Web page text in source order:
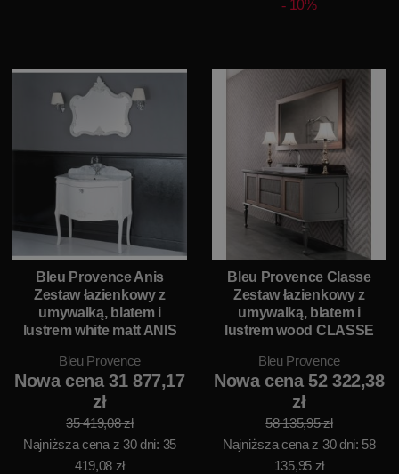
10%
Bleu Provence Anis
Zestaw łazienkowy z
umywalką, blatem i
lustrem white matt ANIS
Bleu Provence
Nowa cena 31 877,17
zł
35 419,08 zł
Najniższa cena z 30 dni: 35
419,08 zł
Bleu Provence Classe
Zestaw łazienkowy z
umywalką, blatem i
lustrem wood CLASSE
Bleu Provence
Nowa cena 52 322,38
zł
58 135,95 zł
Najniższa cena z 30 dni: 58
135,95 zł